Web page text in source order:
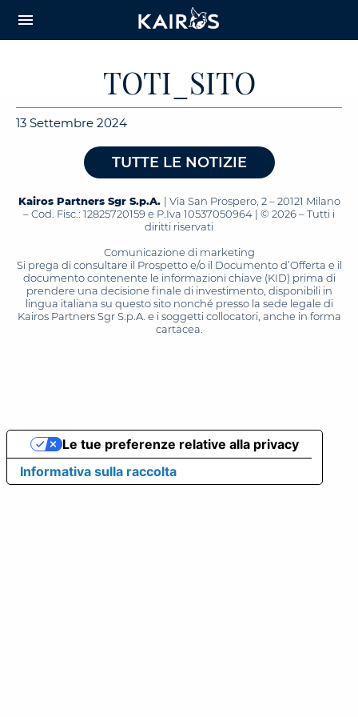
CONTENT
menu
TOTI_SITO
13 Settembre 2024
TUTTE LE NOTIZIE
Kairos Partners Sgr S.p.A. | Via San Prospero, 2 – 20121 Milano
– Cod. Fisc.: 12825720159 e P.Iva 10537050964 | © 2026 – Tutti i
diritti riservati
Comunicazione di marketing
Si prega di consultare il Prospetto e/o il Documento d’Offerta e il
documento contenente le informazioni chiave (KID) prima di
prendere una decisione finale di investimento, disponibili in
lingua italiana su questo sito nonché presso la sede legale di
Kairos Partners Sgr S.p.A. e i soggetti collocatori, anche in forma
cartacea.
Informativa sulla raccolta
Le tue preferenze relative alla privacy